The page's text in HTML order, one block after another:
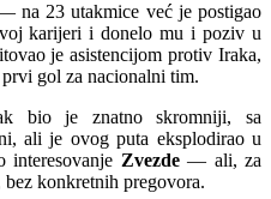
na 23 utakmice već je postigao
karijeri i donelo mu i poziv u
je asistencijom protiv Iraka,
gol za nacionalni tim.
bio je znatno skromniji, sa
ali je ovog puta eksplodirao u
Zvezde— ali, za
bez konkretnih pregovora.